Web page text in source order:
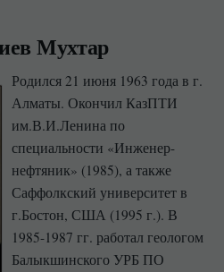
Мухтар
Родился 21 июня 1963 года в г.
Алматы. Окончил КазПТИ
им.В.И.Ленина по
специальности «Инженер-
нефтяник» (1985), а также
Саффолкский университет в
г.Бостон, США (1995 г.). В
1985-1987 гг. работал геологом
Балыкшинского УРБ ПО